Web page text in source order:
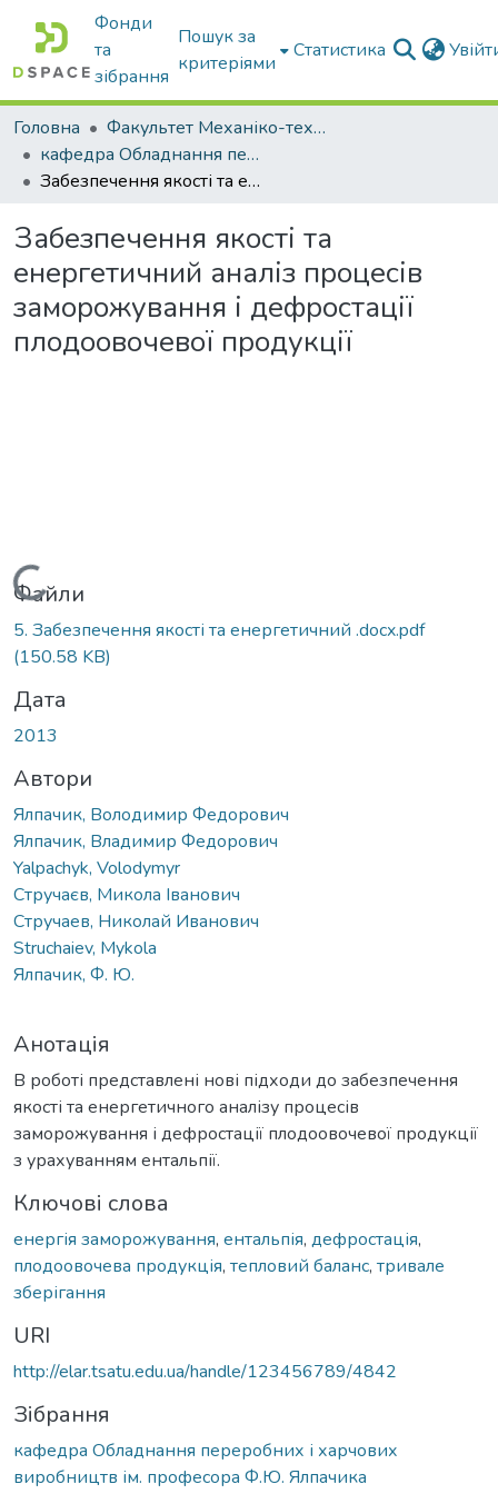
Фонди
та
зібрання
Пошук за
критеріями
Статистика
Головна
Факультет Механіко-технологічний
кафедра Обладнання переробних і харчових виробництв ім. професора Ф.Ю. Ялпачика
Забезпечення якості та енергетичний аналіз процесів заморожування і дефростації плодоовочевої продукції
Забезпечення якості та
енергетичний аналіз процесів
заморожування і дефростації
плодоовочевої продукції
Вантажиться...
Файли
5. Забезпечення якості та енергетичний .docx.pdf
(150.58 KB)
Дата
2013
Автори
Ялпачик, Володимир Федорович
Ялпачик, Владимир Федорович
Yalpachyk, Volodymyr
Стручаєв, Микола Іванович
Стручаев, Николай Иванович
Struchaiev, Mykola
Ялпачик, Ф. Ю.
Анотація
В роботі представлені нові підходи до забезпечення
якості та енергетичного аналізу процесів
заморожування і дефростації плодоовочевої продукції
з урахуванням ентальпії.
Ключові слова
енергія заморожування, ентальпія, дефростація,
плодоовочева продукція, тепловий баланс, тривале
зберігання
URI
http://elar.tsatu.edu.ua/handle/123456789/4842
Зібрання
кафедра Обладнання переробних і харчових
виробництв ім. професора Ф.Ю. Ялпачика